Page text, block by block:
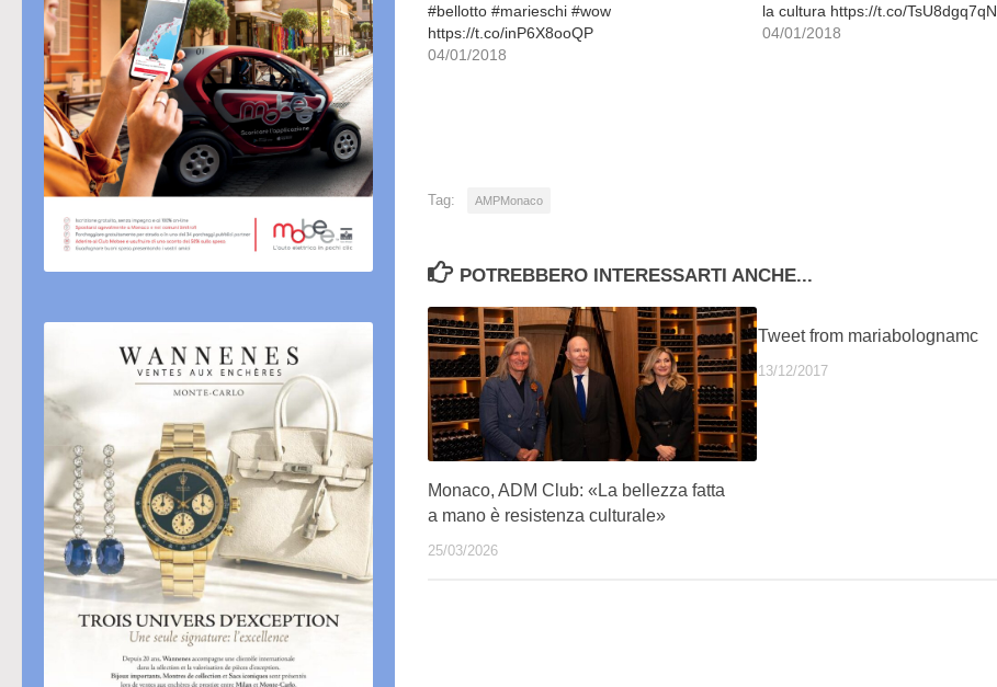
#bellotto #marieschi #wow
https://t.co/inP6X8ooQP
04/01/2018
la cultura https://t.co/TsU8dgq7qN
04/01/2018
Tag: AMPMonaco
POTREBBERO INTERESSARTI ANCHE...
Monaco, ADM Club: «La bellezza fatta
a mano è resistenza culturale»
25/03/2026
Tweet from mariabolognamc
13/12/2017